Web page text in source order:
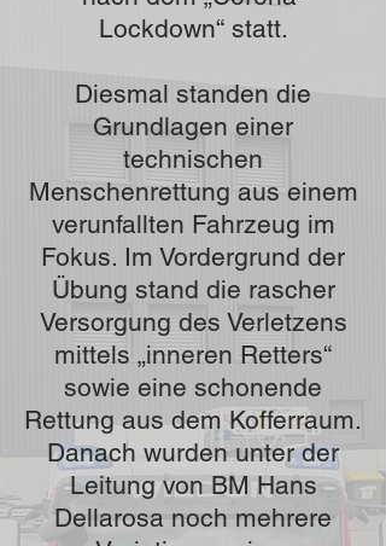
Lockdown“ statt.
Diesmal standen die
Grundlagen einer
technischen
Menschenrettung aus einem
verunfallten Fahrzeug im
Fokus. Im Vordergrund der
Übung stand die rascher
Versorgung des Verletzens
mittels „inneren Retters“
sowie eine schonende
Rettung aus dem Kofferraum.
Danach wurden unter der
Leitung von BM Hans
Dellarosa noch mehrere